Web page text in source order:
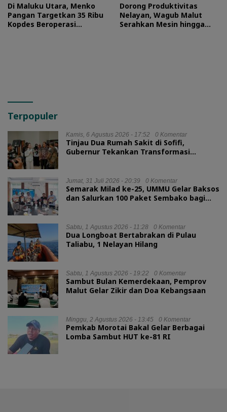
Di Maluku Utara, Menko
Pangan Targetkan 35 Ribu
Kopdes Beroperasi
Dorong Produktivitas
Nelayan, Wagub Malut
Serahkan Mesin hingga
Terpopuler
Kamis, 6 Agustus 2026 - 17:52 0 Komentar
Tinjau Dua Rumah Sakit di Sofifi,
Gubernur Tekankan Transformasi
Jumat, 31 Juli 2026 - 20:39 0 Komentar
Semarak Milad ke-25, UMMU Gelar Baksos
dan Salurkan 100 Paket Sembako bagi
Sabtu, 1 Agustus 2026 - 11:28 0 Komentar
Dua Longboat Bertabrakan di Pulau
Taliabu, 1 Nelayan Hilang
Sabtu, 1 Agustus 2026 - 19:22 0 Komentar
Sambut Bulan Kemerdekaan, Pemprov
Malut Gelar Zikir dan Doa Kebangsaan
Minggu, 2 Agustus 2026 - 13:45 0 Komentar
Pemkab Morotai Bakal Gelar Berbagai
Lomba Sambut HUT ke-81 RI